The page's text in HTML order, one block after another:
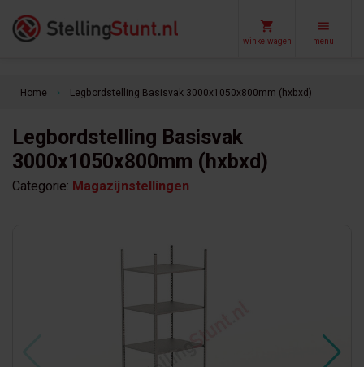
winkelwagen menu
Home keyboard_arrow_right Legbordstelling Basisvak 3000x1050x800mm (hxbxd)
Legbordstelling Basisvak
3000x1050x800mm (hxbxd)
Categorie: Magazijnstellingen